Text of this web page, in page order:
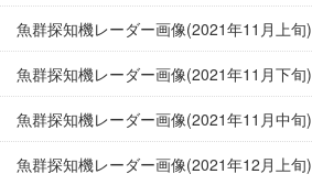
魚群探知機レーダー画像(2021年11月上旬)
魚群探知機レーダー画像(2021年11月下旬)
魚群探知機レーダー画像(2021年11月中旬)
魚群探知機レーダー画像(2021年12月上旬)